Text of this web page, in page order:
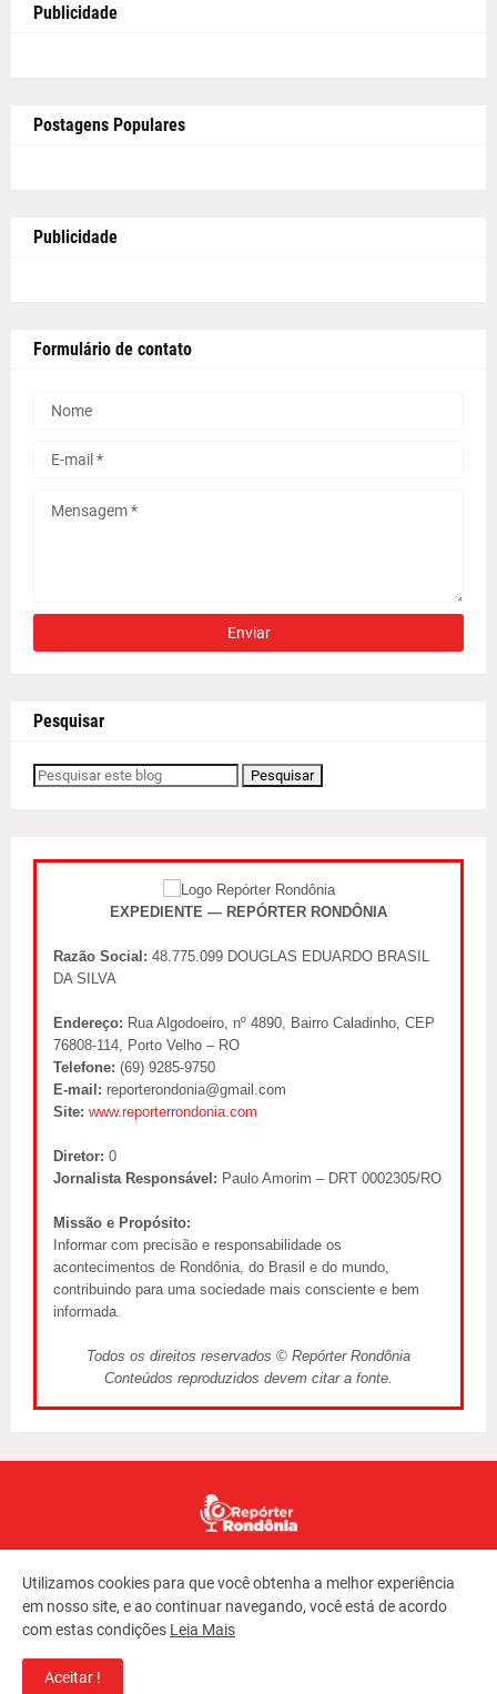
Publicidade
Postagens Populares
Publicidade
Formulário de contato
Pesquisar
EXPEDIENTE — REPÓRTER RONDÔNIA
Razão Social: 48.775.099 DOUGLAS EDUARDO BRASIL
DA SILVA
Endereço: Rua Algodoeiro, nº 4890, Bairro Caladinho, CEP
76808-114, Porto Velho – RO
Telefone: (69) 9285-9750
E-mail: reporterondonia@gmail.com
Site: www.reporterrondonia.com
Diretor: 0
Jornalista Responsável: Paulo Amorim – DRT 0002305/RO
Missão e Propósito:
Informar com precisão e responsabilidade os
acontecimentos de Rondônia, do Brasil e do mundo,
contribuindo para uma sociedade mais consciente e bem
informada.
Todos os direitos reservados © Repórter Rondônia
Conteúdos reproduzidos devem citar a fonte.
Utilizamos cookies para que você obtenha a melhor experiência
em nosso site, e ao continuar navegando, você está de acordo
com estas condições Leia Mais
Aceitar !